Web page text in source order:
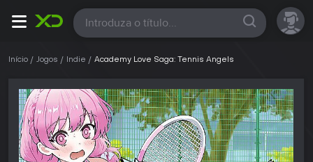
Todas
Início Jogos Indie Academy Love Saga: Tennis Angels